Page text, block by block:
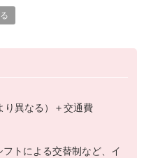
前にお支払いOK
ーン・玉掛け・溶接の資格
を全額当社負担します。
り異なる）＋交通費
トによる交替制など、イ